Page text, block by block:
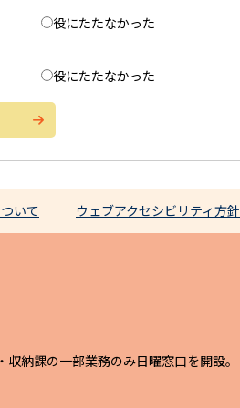
役にたたなかった
役にたたなかった
いて ウェブアクセシビリティ方針
納課の一部業務のみ日曜窓口を開設。